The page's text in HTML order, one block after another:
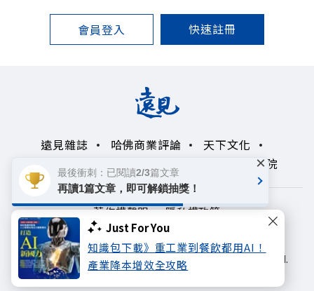
Just For You
知識包下載》重工業到餐飲都用AI！
產業降本增效全攻略
會員登入 快速註冊
遠見雜誌 哈佛商業評論
天下文化
未來親子學習平台
50+ 領導影響力學院
著作權聲明
隱私權政策
Copyright© 1999~2026
遠見天下文化出版股份有限公司. All rights reserved.
最後衝刺：已閱讀2/3篇文章
再讀1篇文章，即可解鎖抽獎！
×